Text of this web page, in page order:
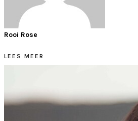
Rooi Rose
LEES MEER